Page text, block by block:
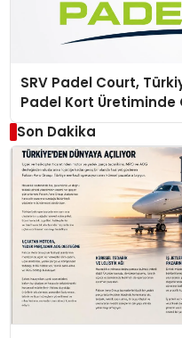
SRV Padel Court,
Padel Kort Üretiminde
Son Dakika